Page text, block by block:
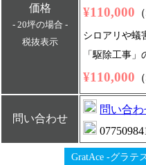
価格
- 20坪の場合 -
税抜表示
¥110,000
シロアリや蟻
「駆除工事」
¥110,000
問い合わせ
問い合
GratAce -グラテ